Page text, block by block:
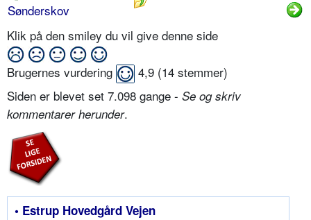
Sønderskov
Klik på den smiley du vil give denne side
Brugernes vurdering 4,9 (14 stemmer)
Siden er blevet set 7.098 gange - Se og skriv
kommentarer herunder.
• Estrup Hovedgård Vejen